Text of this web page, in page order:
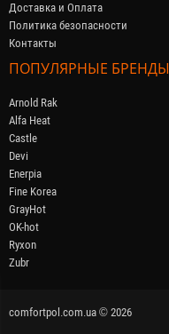
Доставка и Оплата
Политика безопасности
Контакты
ПОПУЛЯРНЫЕ БРЕНДЫ
Arnold Rak
Alfa Heat
Castle
Devi
Enerpia
Fine Korea
GrayHot
OK-hot
Ryxon
Zubr
comfortpol.com.ua © 2026